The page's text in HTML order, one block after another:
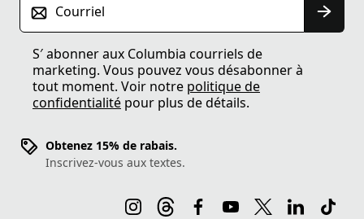
Courriel
S′ abonner aux Columbia courriels de
marketing. Vous pouvez vous désabonner à
tout moment. Voir notre politique de
confidentialité pour plus de détails.
Obtenez 15% de rabais.
Inscrivez-vous aux textes.